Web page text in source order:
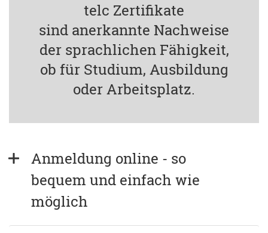
telc Zertifikate
sind anerkannte Nachweise
der sprachlichen Fähigkeit,
ob für Studium, Ausbildung
oder Arbeitsplatz.
Anmeldung online - so
bequem und einfach wie
möglich